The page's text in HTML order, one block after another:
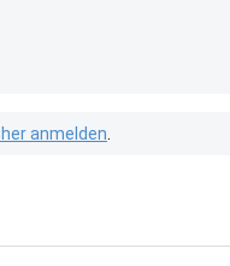
anmelden